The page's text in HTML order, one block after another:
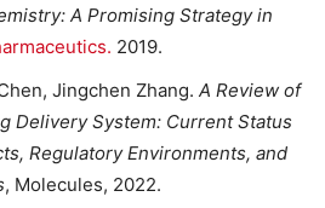
A Promising Strategy in
2019.
Jingchen Zhang. A Review of
Delivery System: Current Status
Regulatory Environments, and
, Molecules, 2022.